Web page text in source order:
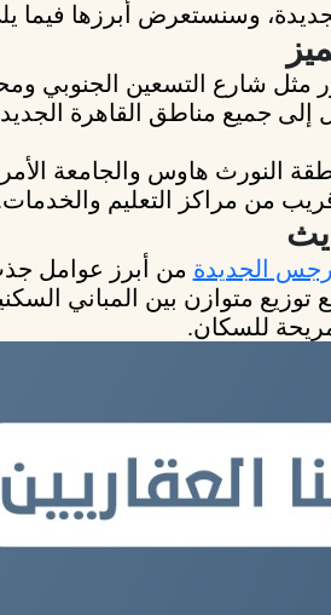
وسنستعرض أبرزها فيما
مثل شارع التسعين الجنوبي
جميع مناطق القاهرة
النورث هاوس و الجامعة
من مراكز التعليم
الجديدة من أبرز عوامل
متوازن بين المباني
للسكان.